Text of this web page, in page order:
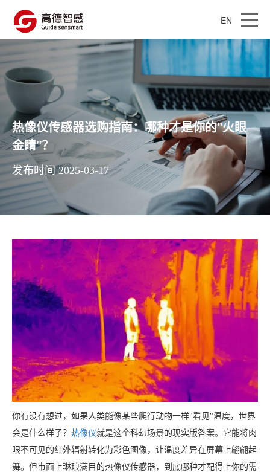
EN
热像仪传感器选购指南：哪种才是你的"火眼
金睛"？
发布时间 2025-03-17
你有没有想过，如果人类能像某些爬行动物一样"看见"温度，世界
会是什么样子？ 热像仪就是这个科幻场景的现实版答案。它能将肉
眼不可见的红外辐射转化为彩色图像，让温度差异在屏幕上翩翩起
舞。但市面上琳琅满目的热像仪传感器，到底哪种才配得上你的需